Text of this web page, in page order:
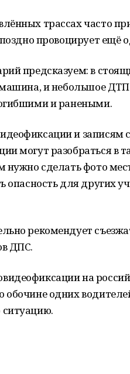
трассах часто
провоцирует ещё
предсказуем: в
машина, и небольшое
и ранеными.
и записям
могут разобраться в
нужно сделать фото
опасность для других
рекомендует
ДПС.
на
обочине одних